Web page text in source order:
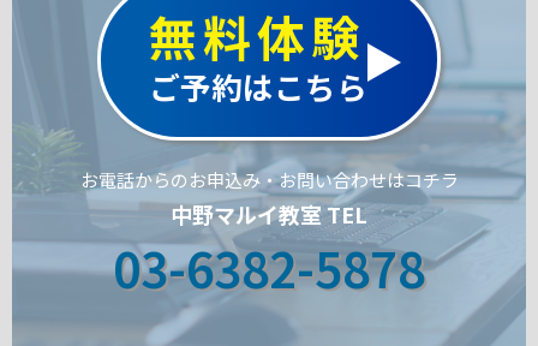
無料体験
ご予約はこちら
お電話からのお申込み・お問い合わせはコチラ
中野マルイ教室 TEL
03-6382-5878